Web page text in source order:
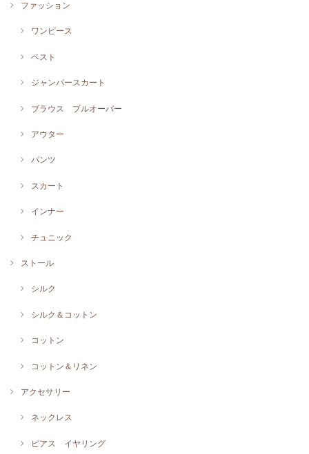
ファッション
ワンピース
ベスト
ジャンパースカート
ブラウス プルオーバー
アウター
パンツ
スカート
インナー
チュニック
ストール
シルク
シルク＆コットン
コットン
コットン＆リネン
アクセサリー
ネックレス
ピアス イヤリング